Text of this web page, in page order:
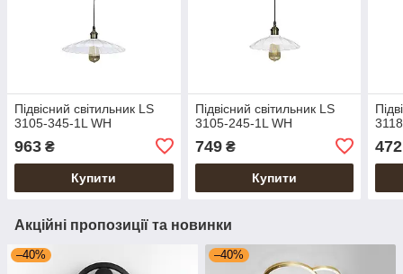
Підвісний світильник LS
3105-345-1L WH
963 ₴
Купити
Підвісний світильник LS
3105-245-1L WH
749₴
Купити
472
Акційні пропозиції та новинки
–40% –40%